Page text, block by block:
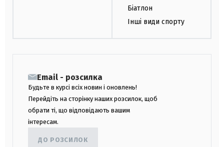
Біатлон
Інші види спорту
Email - розсилка
Будьте в курсі всіх новин і оновлень!
Перейдіть на сторінку наших розсилок, щоб
обрати ті, що відповідають вашим
інтересам.
ДО РОЗСИЛОК